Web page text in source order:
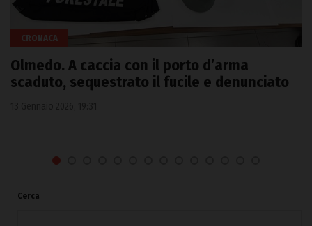
CRONACA
Olmedo. A caccia con il porto d’arma
scaduto, sequestrato il fucile e denunciato
Cerca